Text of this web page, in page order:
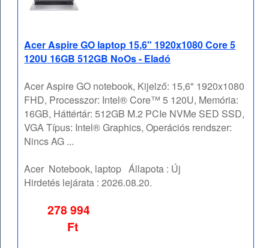
Acer Aspire GO laptop 15,6" 1920x1080 Core 5
120U 16GB 512GB NoOs - Eladó
Acer Aspire GO notebook, Kijelző: 15,6" 1920x1080
FHD, Processzor: Intel® Core™ 5 120U, Memória:
16GB, Háttértár: 512GB M.2 PCIe NVMe SED SSD,
VGA Típus: Intel® Graphics, Operációs rendszer:
Nincs AG ...
Acer Notebook, laptop Állapota : Új
Hirdetés lejárata :2026.08.20.
278 994
Ft